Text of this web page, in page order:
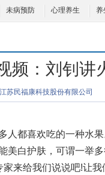
未病预防 心理养生 养
频：刘钊讲
江苏民福康科技股份有限公司
都喜欢吃的一种水果
美白护肤，可谓一举
家来给我们说说吧!让我